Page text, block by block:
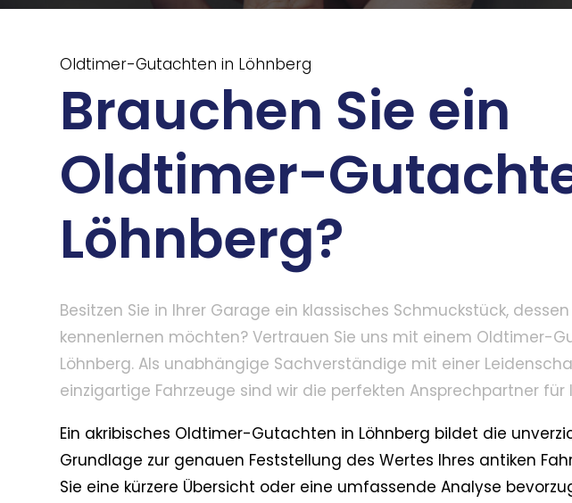
Oldtimer-Gutachten in Löhnberg
Brauchen Sie ein
Oldtimer-
Löhnberg?
Besitzen Sie in Ihrer Garage ein klassisches Schmuckstück,
kennenlernen möchten? Vertrauen Sie uns mit einem Oldtimer-
Löhnberg. Als unabhängige Sachverständige mit einer
einzigartige Fahrzeuge sind wir die perfekten Ansprechpartner für
Ein akribisches Oldtimer-Gutachten in Löhnberg bildet die
Grundlage zur genauen Feststellung des Wertes Ihres antiken
Sie eine kürzere Übersicht oder eine umfassende Analyse